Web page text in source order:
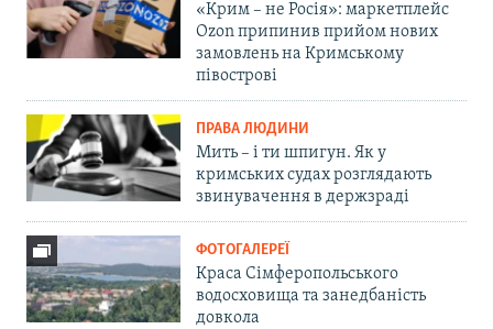
«Крим – не Росія»: маркетплейс
Ozon припинив прийом нових
замовлень на Кримському
півострові
ПРАВА ЛЮДИНИ
Мить – і ти шпигун. Як у
кримських судах розглядають
звинувачення в держзраді
ФОТОГАЛЕРЕЇ
Краса Сімферопольського
водосховища та занедбаність
довкола